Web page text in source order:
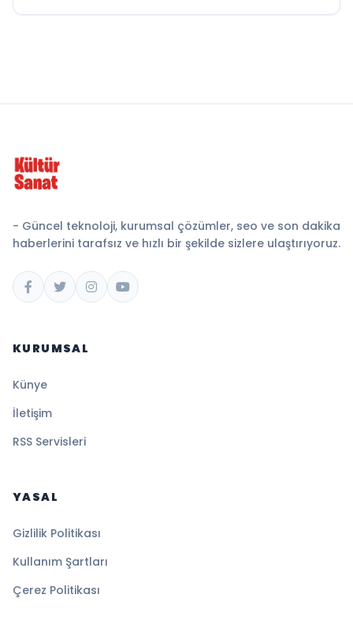
- Güncel teknoloji, kurumsal çözümler, seo ve son dakika
haberlerini tarafsız ve hızlı bir şekilde sizlere ulaştırıyoruz.
KURUMSAL
Künye
İletişim
RSS Servisleri
YASAL
Gizlilik Politikası
Kullanım Şartları
Çerez Politikası